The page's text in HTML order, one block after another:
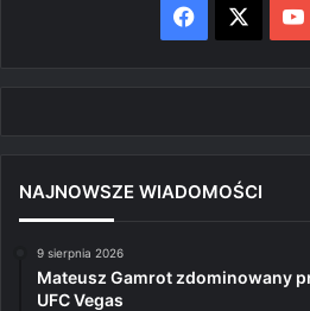
Facebook
NAJNOWSZE WIADOMOŚCI
9 sierpnia 2026
Mateusz Gamrot zdominowany
UFC Vegas